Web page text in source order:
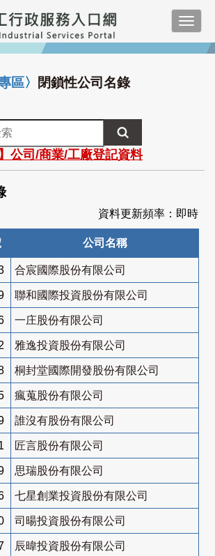
區〉 閉鎖性公司名錄
公司/商業/工廠登記資料
資料更新頻率：即時
公司名稱
合宸國際股份有限公司
聯和國際投資股份有限公司
一庄股份有限公司
雅逸投資股份有限公司
桐封堂國際開發股份有限公司
瘋蒐股份有限公司
誰沒有股份有限公司
匠言股份有限公司
思瑞股份有限公司
七星創業投資股份有限公司
司暘投資股份有限公司
辰暐投資股份有限公司